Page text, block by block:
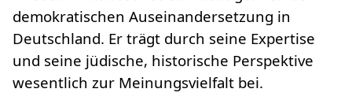
demokratischen Auseinandersetzung in
Deutschland. Er trägt durch seine Expertise
und seine jüdische, historische Perspektive
wesentlich zur Meinungsvielfalt bei.